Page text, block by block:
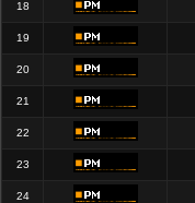
18
19
20
21
22
23
24